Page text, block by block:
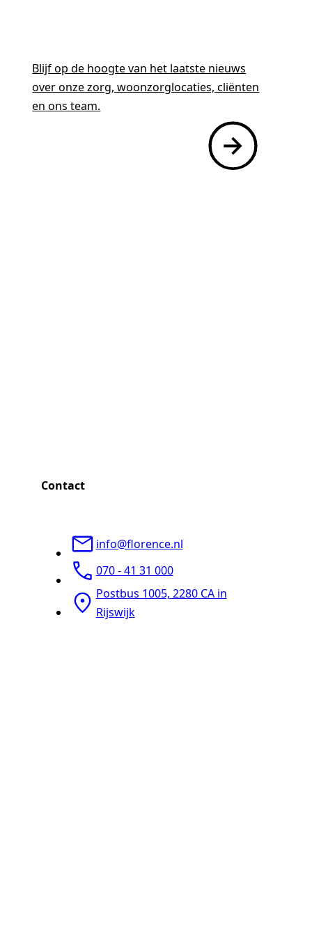
Blijf op de hoogte van het laatste nieuws
over onze zorg, woonzorglocaties, cliënten
en ons team.
Contact
info@florence.nl
070 - 41 31 000
Postbus 1005, 2280 CA in
Rijswijk